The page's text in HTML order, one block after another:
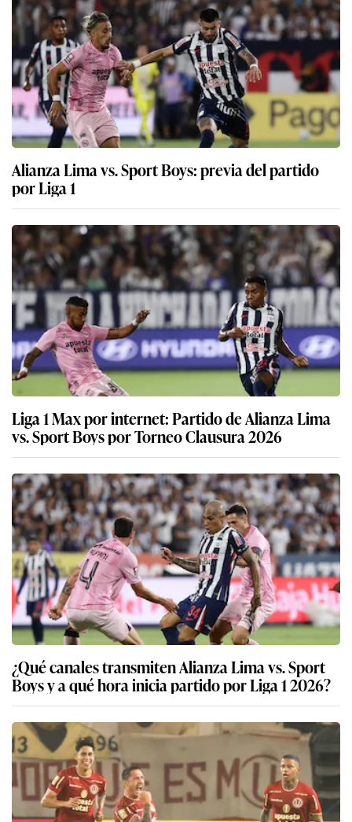
Alianza Lima vs. Sport Boys: previa del partido
por Liga 1
Liga 1 Max por internet: Partido de Alianza Lima
vs. Sport Boys por Torneo Clausura 2026
¿Qué canales transmiten Alianza Lima vs. Sport
Boys y a qué hora inicia partido por Liga 1 2026?